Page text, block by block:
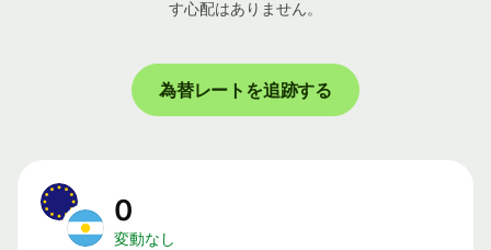
す心配はありません。
為替レートを追跡する
0
変動なし